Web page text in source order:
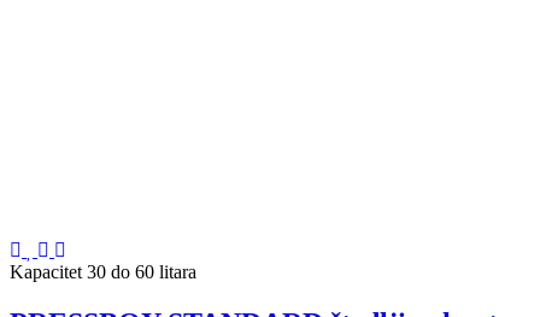
Kapacitet 30 do 60 litara